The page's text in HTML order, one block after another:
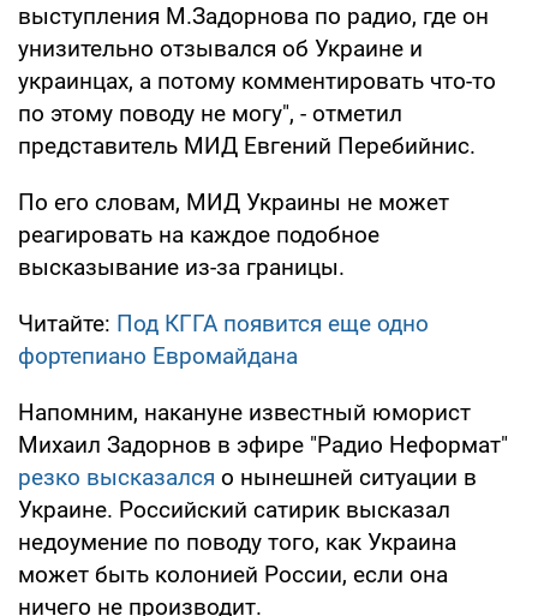
выступления М.Задорнова по радио, где он
унизительно отзывался об Украине и
украинцах, а потому комментировать что-то
по этому поводу не могу", - отметил
представитель МИД Евгений Перебийнис.
По его словам, МИД Украины не может
реагировать на каждое подобное
высказывание из-за границы.
Читайте: Под КГГА появится еще одно
фортепиано Евромайдана
Напомним, накануне известный юморист
Михаил Задорнов в эфире "Радио Неформат"
резко высказался о нынешней ситуации в
Украине. Российский сатирик высказал
недоумение по поводу того, как Украина
может быть колонией России, если она
ничего не производит.